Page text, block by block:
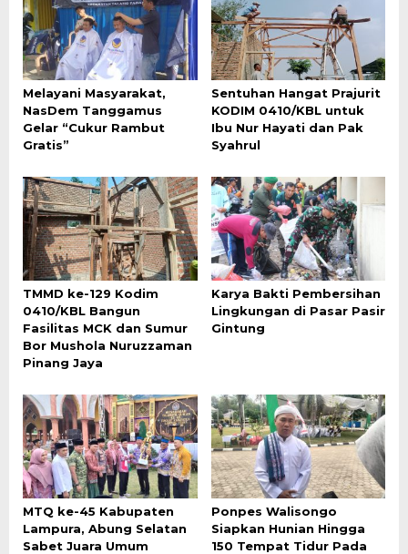
Melayani Masyarakat,
NasDem Tanggamus
Gelar “Cukur Rambut
Gratis”
Sentuhan Hangat Prajurit
KODIM 0410/KBL untuk
Ibu Nur Hayati dan Pak
Syahrul
TMMD ke-129 Kodim
0410/KBL Bangun
Fasilitas MCK dan Sumur
Bor Mushola Nuruzzaman
Pinang Jaya
Karya Bakti Pembersihan
Lingkungan di Pasar Pasir
Gintung
MTQ ke-45 Kabupaten
Lampura, Abung Selatan
Sabet Juara Umum
Ponpes Walisongo
Siapkan Hunian Hingga
150 Tempat Tidur Pada